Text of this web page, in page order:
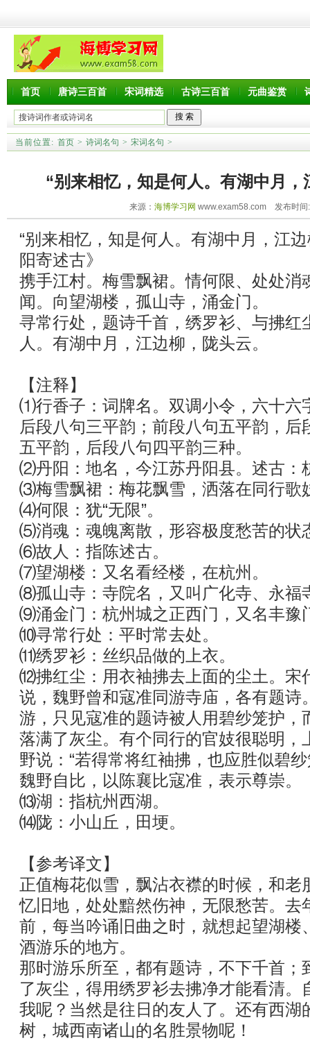
首页 唐诗三百首 宋词精选 古诗三百首 元曲鉴赏
当前位置: 首页 > 诗词名句 > 宋词名句 >
“别来相忆，知是何人。有湖中月
来源： 海博学习网 www.exam58.com 发布时间
“别来相忆，知是何人。有湖中月，江
阳寄述古》
携手江村。梅雪飘裙。情何限、处处消
闻。向望湖楼，孤山寺，涌金门。
寻常行处，题诗千首，绣罗衫、与拂红
人。有湖中月，江边柳，陇头云。
【注释】
⑴行香子：词牌名。双调小令，六十六
后段八句三平韵；前段八句五平韵，后
五平韵，后段八句四平韵三种。
⑵丹阳：地名，今江苏丹阳县。述古：
⑶梅雪飘裙：梅花飘雪，洒落在同行歌
⑷何限：犹“无限”。
⑸消魂：魂魄离散，形容极度愁苦的状
⑹故人：指陈述古。
⑺望湖楼：又名看经楼，在杭州。
⑻孤山寺：寺院名，又叫广化寺、永福
⑼涌金门：杭州城之正西门，又名丰豫
⑽寻常行处：平时常去处。
⑾绣罗衫：丝织品做的上衣。
⑿拂红尘：用衣袖拂去上面的尘土。宋
说，魏野曾和寇准同游寺庙，各有题诗
游，只见寇准的题诗被人用碧纱笼护，
落满了灰尘。有个同行的官妓很聪明，
野说：“若得常将红袖拂，也应胜似碧
魏野自比，以陈襄比寇准，表示尊崇。
⒀湖：指杭州西湖。
⒁陇：小山丘，田埂。
【参考译文】
正值梅花似雪，飘沾衣襟的时候，和老
忆旧地，处处黯然伤神，无限愁苦。去
前，每当吟诵旧曲之时，就想起望湖楼
酒游乐的地方。
那时游乐所至，都有题诗，不下千首；
了灰尘，得用绣罗衫去拂净才能看清。
我呢？当然是往日的友人了。还有西湖
树，城西南诸山的名胜景物呢！